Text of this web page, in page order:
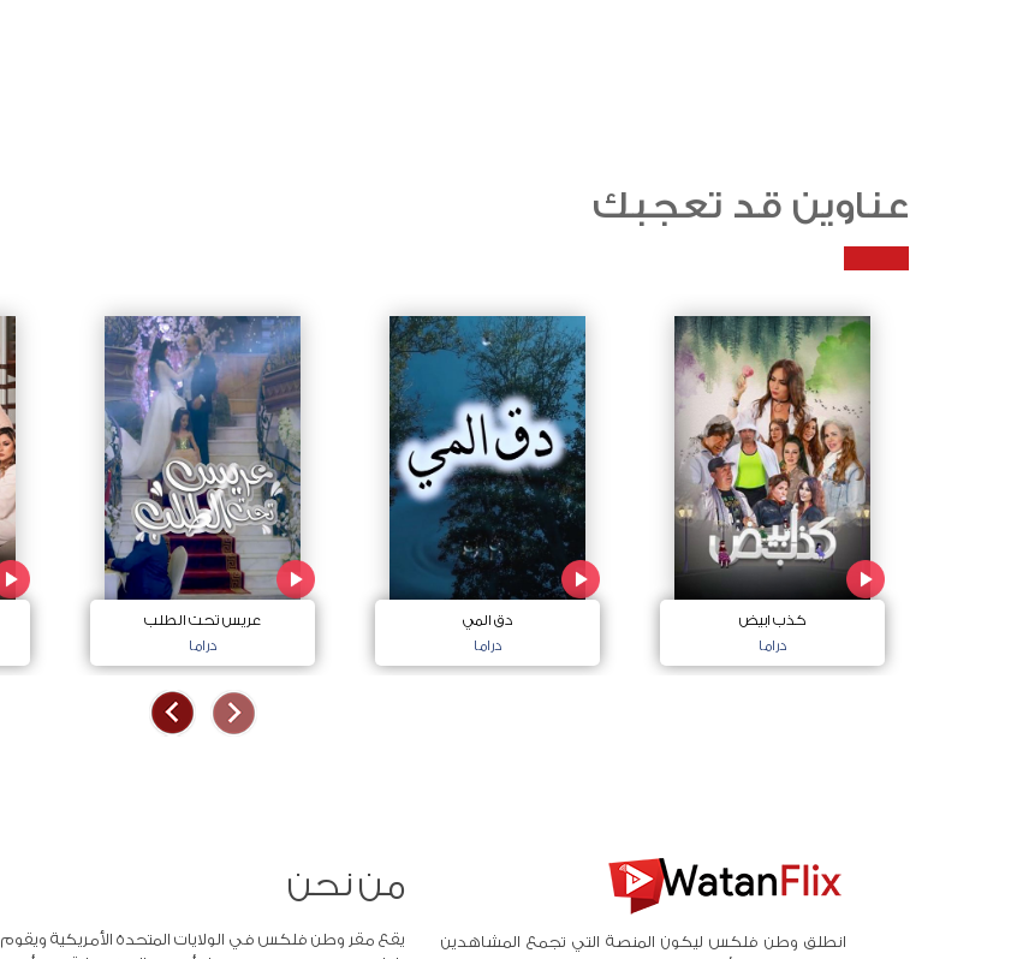
عناوين قد تعجبك
كذب ابيض
دراما
دق المي
دراما
عريس تحت الطلب
دراما
انطلق وطن فلكس ليكون المنصة التي تجمع المشاهدين
من نحن
يقع مقر وطن فلكس في الولايات المتحدة الأمريكية ويقوم